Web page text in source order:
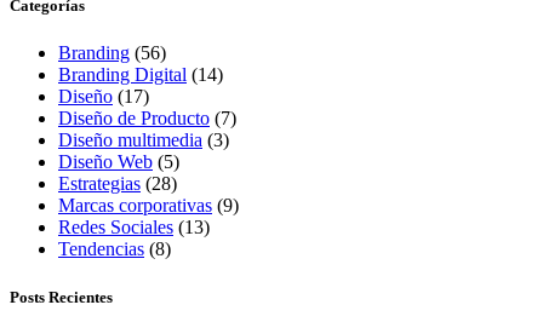
Categorías
Branding (56)
Branding Digital (14)
Diseño (17)
Diseño de Producto (7)
Diseño multimedia (3)
Diseño Web (5)
Estrategias (28)
Marcas corporativas (9)
Redes Sociales (13)
Tendencias (8)
Posts Recientes